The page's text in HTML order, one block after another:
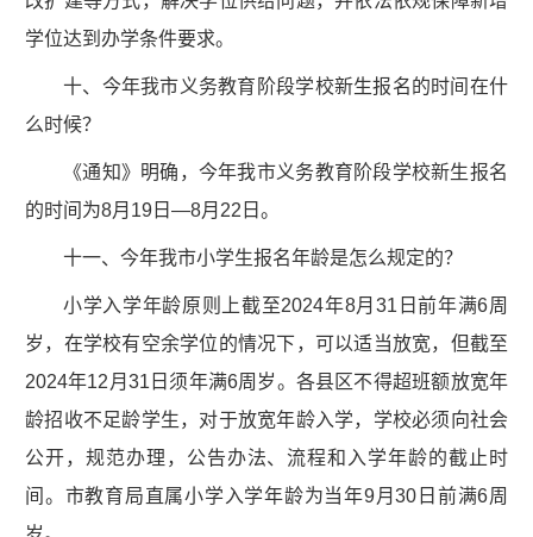
学位达到办学条件要求。
十、今年我市义务教育阶段学校新生报名的时间在什
么时候？
《通知》明确，今年我市义务教育阶段学校新生报名
的时间为8月19日—8月22日。
十一、今年我市小学生报名年龄是怎么规定的？
小学入学年龄原则上截至2024年8月31日前年满6周
岁，在学校有空余学位的情况下，可以适当放宽，但截至
2024年12月31日须年满6周岁。各县区不得超班额放宽年
龄招收不足龄学生，对于放宽年龄入学，学校必须向社会
公开，规范办理，公告办法、流程和入学年龄的截止时
间。市教育局直属小学入学年龄为当年9月30日前满6周